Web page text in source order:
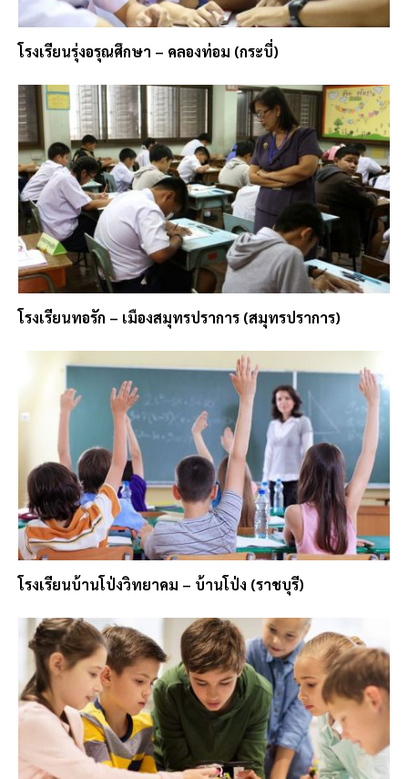
โรงเรียนรุ่งอรุณศึกษา – คลองท่อม (กระบี่)
โรงเรียนทอรัก – เมืองสมุทรปราการ (สมุทรปราการ)
โรงเรียนบ้านโป่งวิทยาคม – บ้านโป่ง (ราชบุรี)